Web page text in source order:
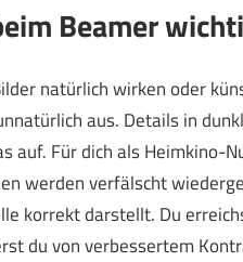
Beamer
natürlich wirken oder
aus. Details in
auf. Für dich als Heimkino-
werden verfälscht
korrekt darstellt. Du
du von verbessertem